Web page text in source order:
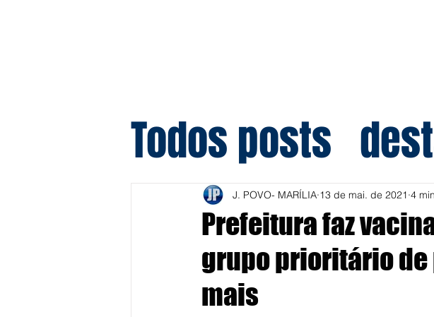
Todos posts
Prefeitura faz
grupo prioritário de
mais
J. POVO- MARÍLIA 13 de mai. de 2021 4